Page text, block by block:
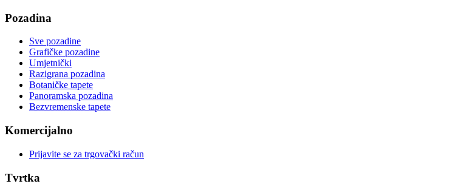
Pozadina
Sve pozadine
Grafičke pozadine
Umjetnički
Razigrana pozadina
Botaničke tapete
Panoramska pozadina
Bezvremenske tapete
Komercijalno
Prijavite se za trgovački račun
Tvrtka